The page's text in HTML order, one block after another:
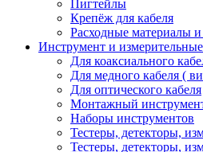
Пигтейлы
Крепёж для кабеля
Расходные материалы
Инструмент и
Для коаксиального
Для медного кабеля (
Для оптического кабеля
Монтажный
Наборы инструментов
Тестеры, детекторы,
Тестеры, детекторы,